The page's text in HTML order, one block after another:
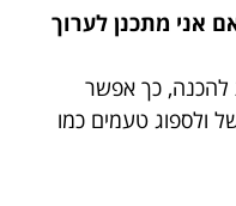
אני מתכנן לערוך
לפחות עוד 30 דקות להכנה, כך אפשר
ולספוג טעמים כמו